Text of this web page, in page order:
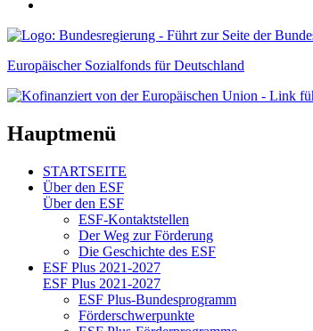
Europäischer Sozialfonds für Deutschland
Hauptmenü
STARTSEITE
Über den ESF
Über den ESF
ESF-Kon­takt­stel­len
Der Weg zur För­de­rung
Die Ge­schich­te des ESF
ESF Plus 2021-2027
ESF Plus 2021-2027
ESF Plus-Bun­des­pro­gramm
För­der­schwer­punk­te